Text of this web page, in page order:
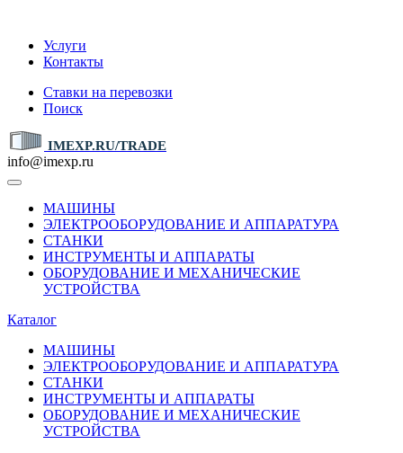
Услуги
Контакты
Ставки на перевозки
Поиск
IMEXP.RU/TRADE
info@imexp.ru
МАШИНЫ
ЭЛЕКТРООБОРУДОВАНИЕ И АППАРАТУРА
СТАНКИ
ИНСТРУМЕНТЫ И АППАРАТЫ
ОБОРУДОВАНИЕ И МЕХАНИЧЕСКИЕ
УСТРОЙСТВА
Каталог
МАШИНЫ
ЭЛЕКТРООБОРУДОВАНИЕ И АППАРАТУРА
СТАНКИ
ИНСТРУМЕНТЫ И АППАРАТЫ
ОБОРУДОВАНИЕ И МЕХАНИЧЕСКИЕ
УСТРОЙСТВА